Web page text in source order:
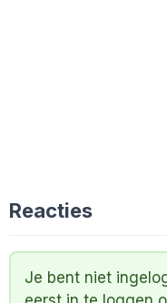
Reacties
Je bent niet